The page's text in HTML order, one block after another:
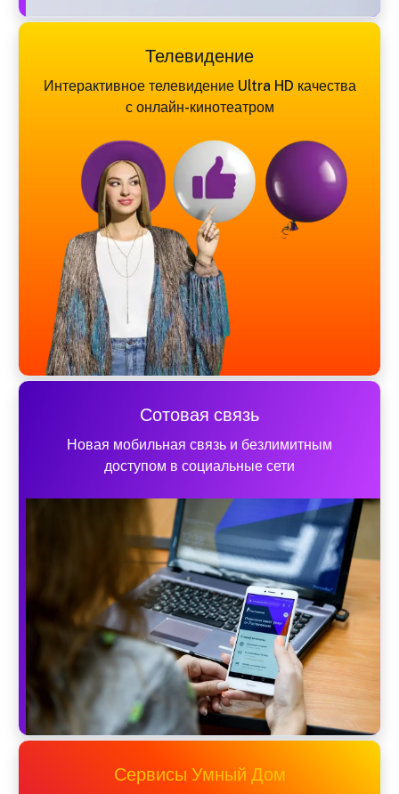
Телевидение
Интерактивное телевидение Ultra HD качества
с онлайн-кинотеатром
Сотовая связь
Новая мобильная связь и безлимитным
доступом в социальные сети
Сервисы Умный Дом